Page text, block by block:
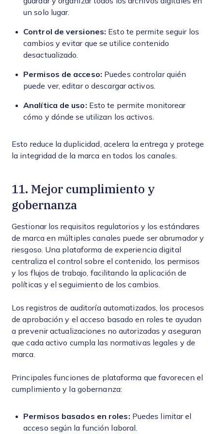
un solo lugar.
Control de versiones: Esto te permite seguir los
cambios y evitar que se utilice contenido
desactualizado.
Permisos de acceso: Puedes controlar quién
puede ver, editar o descargar activos.
Analítica de uso: Esto te permite monitorear
cómo y dónde se utilizan los activos.
Esto reduce la duplicidad, acelera la entrega y protege
la integridad de la marca en todos los canales.
11. Mejor cumplimiento y
gobernanza
Gestionar los requisitos regulatorios y los estándares
de marca en múltiples canales puede ser abrumador y
riesgoso. Una plataforma de experiencia digital
centraliza el control sobre el contenido, los permisos
y los flujos de trabajo, facilitando la aplicación de
políticas y el seguimiento de los cambios.
Los registros de auditoría automatizados, los procesos
de aprobación y el acceso basado en roles te ayudan
a prevenir actualizaciones no autorizadas y aseguran
que cada activo cumpla las normativas legales y de
marca.
Principales funciones de plataforma que favorecen el
cumplimiento y la gobernanza:
Permisos basados en roles: Puedes limitar el
acceso según la función laboral.